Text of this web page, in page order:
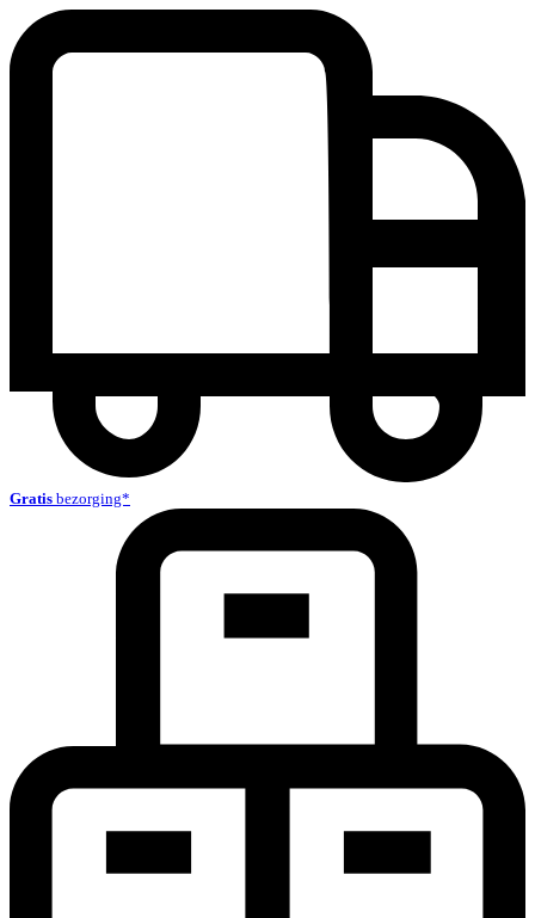
Gratis bezorging*